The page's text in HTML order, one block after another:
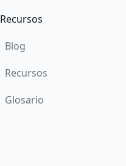
Recursos
Blog
Recursos
Glosario